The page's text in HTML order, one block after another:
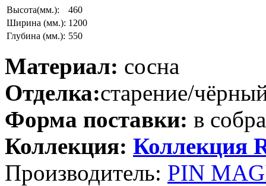
Высота(мм.):
460
Ширина (мм.): 1200
Глубина (мм.): 550
Материал: сосна
Отделка:старение/
Форма поставки: в
Коллекция: Коллекция
Производитель: PIN